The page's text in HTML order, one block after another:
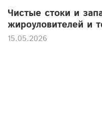
Чистые стоки и
жироуловителей и
15.05.2026